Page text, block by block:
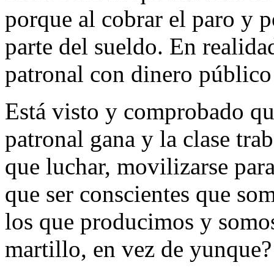
porque al cobrar el paro y
parte del sueldo. En
patronal con dinero
Está visto y comprobado
patronal gana y la clase
que luchar, movilizarse
que ser conscientes que
los que producimos y
martillo, en vez de